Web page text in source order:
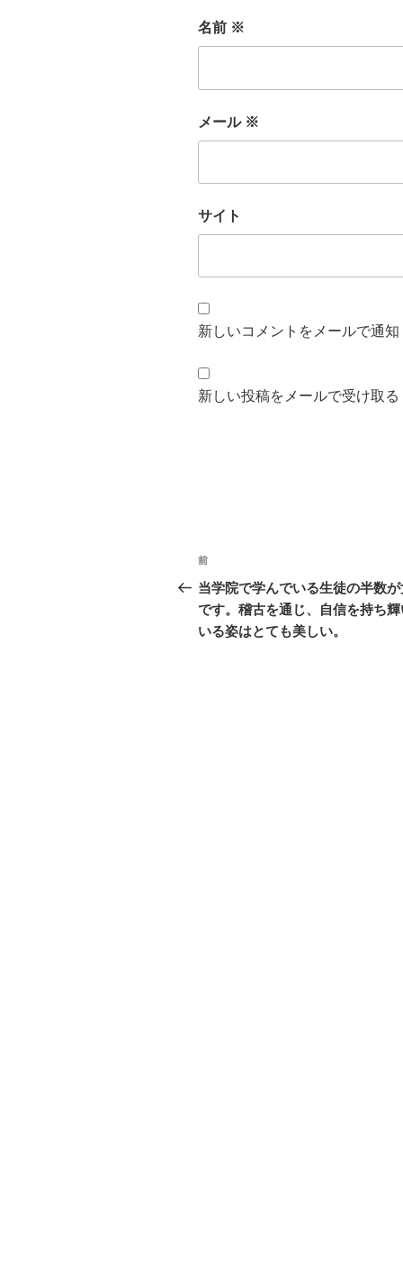
名前 ※
メール ※
サイト
新しいコメントをメールで通知
新しい投稿をメールで受け取る
投
稿
ナ
前
の
投
稿
前
当学院で学んでいる生徒の半数
です。稽古を通じ、自信を持ち
いる姿はとても美しい。